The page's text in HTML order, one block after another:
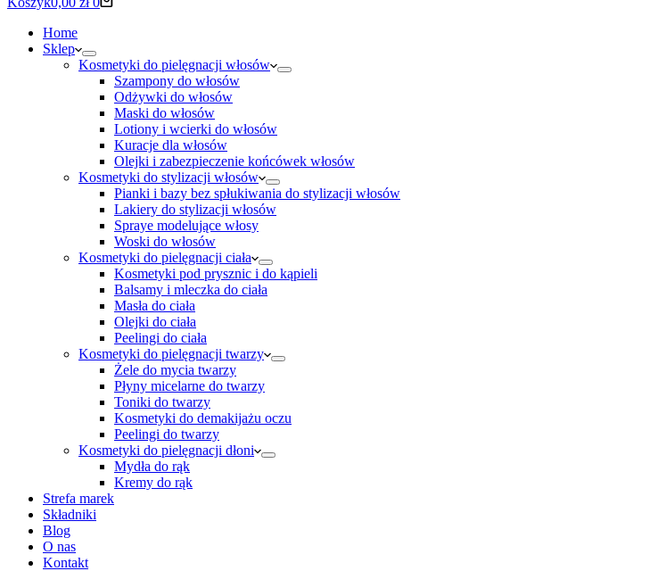
Home
Sklep
Kosmetyki do pielęgnacji włosów
Szampony do włosów
Odżywki do włosów
Maski do włosów
Lotiony i wcierki do włosów
Kuracje dla włosów
Olejki i zabezpieczenie końcówek włosów
Kosmetyki do stylizacji włosów
Pianki i bazy bez spłukiwania do stylizacji włosów
Lakiery do stylizacji włosów
Spraye modelujące włosy
Woski do włosów
Kosmetyki do pielęgnacji ciała
Kosmetyki pod prysznic i do kąpieli
Balsamy i mleczka do ciała
Masła do ciała
Olejki do ciała
Peelingi do ciała
Kosmetyki do pielęgnacji twarzy
Żele do mycia twarzy
Płyny micelarne do twarzy
Toniki do twarzy
Kosmetyki do demakijażu oczu
Peelingi do twarzy
Kosmetyki do pielęgnacji dłoni
Mydła do rąk
Kremy do rąk
Strefa marek
Składniki
Blog
O nas
Kontakt